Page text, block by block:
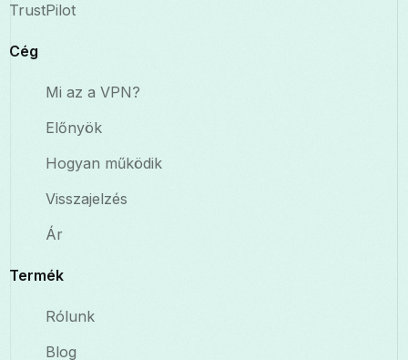
TrustPilot
Cég
Mi az a VPN?
Előnyök
Hogyan működik
Visszajelzés
Ár
Termék
Rólunk
Blog